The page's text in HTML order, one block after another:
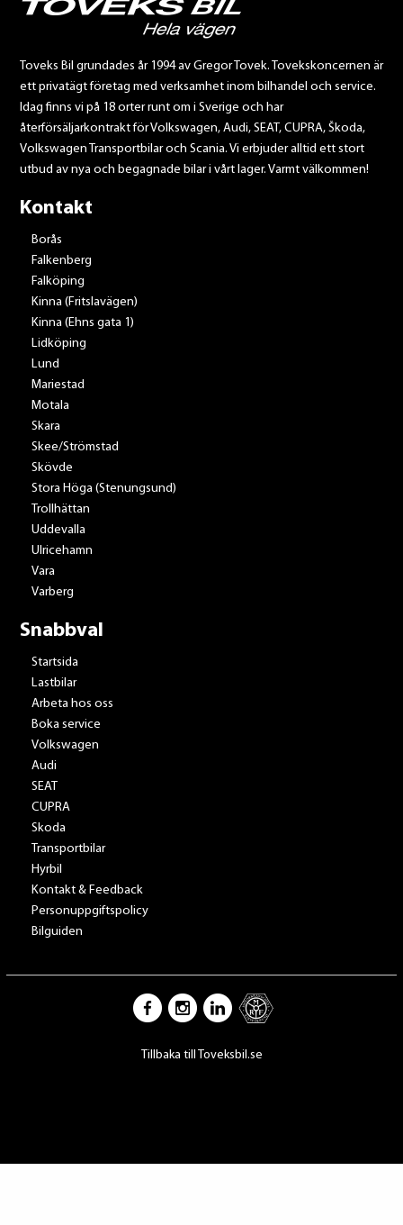
Toveks Bil grundades år 1994 av Gregor Tovek. Tovekskoncernen är
ett privatägt företag med verksamhet inom bilhandel och service.
Idag finns vi på 18 orter runt om i Sverige och har
återförsäljarkontrakt för Volkswagen, Audi, SEAT, CUPRA, Škoda,
Volkswagen Transportbilar och Scania. Vi erbjuder alltid ett stort
utbud av nya och begagnade bilar i vårt lager. Varmt välkommen!
Kontakt
Borås
Falkenberg
Falköping
Kinna (Fritslavägen)
Kinna (Ehns gata 1)
Lidköping
Lund
Mariestad
Motala
Skara
Skee/Strömstad
Skövde
Stora Höga (Stenungsund)
Trollhättan
Uddevalla
Ulricehamn
Vara
Varberg
Snabbval
Startsida
Lastbilar
Arbeta hos oss
Boka service
Volkswagen
Audi
SEAT
CUPRA
Skoda
Transportbilar
Hyrbil
Kontakt & Feedback
Personuppgiftspolicy
Bilguiden
Tillbaka till Toveksbil.se